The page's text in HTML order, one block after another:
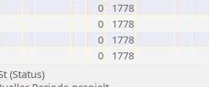
0
1778
0
1778
0
1778
0
1778
(Status)